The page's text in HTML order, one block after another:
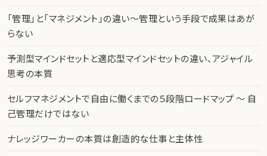
「管理」と「マネジメント」の違い〜管理という手段で成果はあが
らない
予測型マインドセットと適応型マインドセットの違い、アジャイル
思考の本質
セルフマネジメントで自由に働くまでの５段階ロードマップ 〜 自
己管理だけではない
ナレッジワーカーの本質は創造的な仕事と主体性